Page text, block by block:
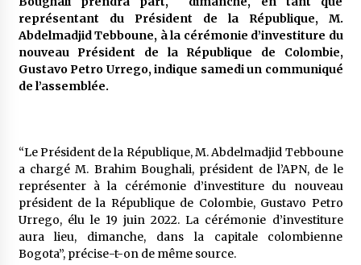
5 ans ago
Rencontre nocturne dans le désert (Un conte
5 ans ago
Tradition orale/ D’où viennent les contes et à
quoi servent-ils?
5 ans ago
représentant du Président de la République, M.
Abdelmadjid Tebboune, à la cérémonie d’investiture du
nouveau Président de la République de Colombie,
Gustavo Petro Urrego, indique samedi un communiqué
de l’assemblée.
“Le Président de la République, M. Abdelmadjid Tebboune
a chargé M. Brahim Boughali, président de l’APN, de le
représenter à la cérémonie d’investiture du nouveau
président de la République de Colombie, Gustavo Petro
Urrego, élu le 19 juin 2022. La cérémonie d’investiture
aura lieu, dimanche, dans la capitale colombienne
Bogota”, précise-t-on de même source.